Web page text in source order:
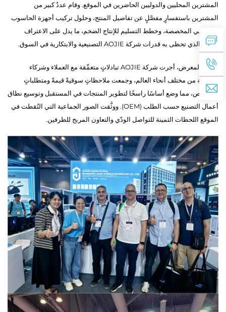
المشترين المحليين والدوليين الحاضرين في الموقع. وقام عددٌ كبير من
المشترين باستفسارٍ مفصَّلٍ عن تفاصيل المنتج، وحلول تركيب أجهزة الحاسوب
الشخصي المخصصة، وخطط التسليم للإنتاج الضخم، ما يدل على الاعتراف
العالي الذي تحظى به قدرات شركة AOJIE التصنيعية والابتكارية في السوق.
وخلال المعرض، أجرت شركة AOJIE تبادلاتٍ متعمِّقة مع العملاء وشركاء
الصناعة من مختلف أنحاء العالم، وجمعت ملاحظاتٍ سوقيةً قيمةً ومتطلباتٍ
للتخصيص، مما وضع أساسًا راسخًا لتطوير المنتجات في المستقبل وتوسيع نطاق
أعمال التصنيع حسب الطلب (OEM). ووثَّقت الصور الجماعية التي التُقطت في
الموقع اللحظات الثمينة للتواصل الودّي والتعاون المربح للطرفين.